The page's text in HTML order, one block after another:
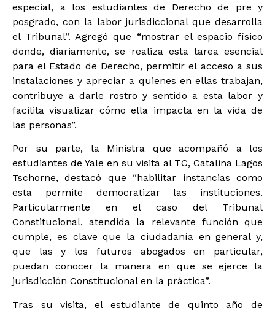
especial, a los estudiantes de Derecho de pre y
posgrado, con la labor jurisdiccional que desarrolla
el Tribunal”. Agregó que “mostrar el espacio físico
donde, diariamente, se realiza esta tarea esencial
para el Estado de Derecho, permitir el acceso a sus
instalaciones y apreciar a quienes en ellas trabajan,
contribuye a darle rostro y sentido a esta labor y
facilita visualizar cómo ella impacta en la vida de
las personas”.
Por su parte, la Ministra que acompañó a los
estudiantes de Yale en su visita al TC, Catalina Lagos
Tschorne, destacó que “habilitar instancias como
esta permite democratizar las instituciones.
Particularmente en el caso del Tribunal
Constitucional, atendida la relevante función que
cumple, es clave que la ciudadanía en general y,
que las y los futuros abogados en particular,
puedan conocer la manera en que se ejerce la
jurisdicción Constitucional en la práctica”.
Tras su visita, el estudiante de quinto año de